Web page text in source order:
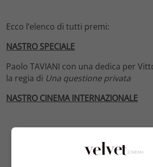
Ecco l’elenco di tutti premi:
NASTRO SPECIALE
Paolo TAVIANI con una dedica per
la regia di Una questione privata
NASTRO CINEMA INTERNAZIONALE